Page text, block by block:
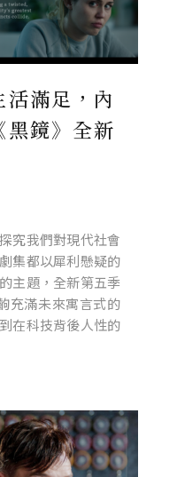
活滿足，內
鏡》全新
究我們對現代社會
集都以犀利懸疑的
主題，全新第五季
充滿未來寓言式的
在科技背後人性的